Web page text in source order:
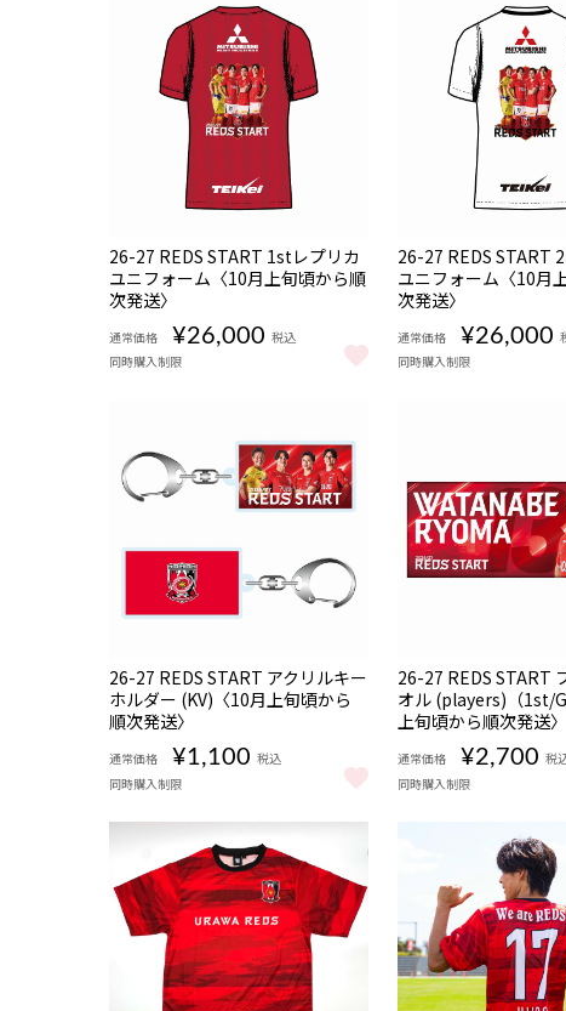
NEW
期間限定
受注
商品
08/06 18:00〜08/16
22:00
26-27 REDS START 1stレプリカ
ユニフォーム〈10月上旬頃から順
次発送〉
通常価格 ¥26,000 税込
同時購入制限
NEW
期間限定
受注
商品
08/06 18:00〜08/16
22:00
26-27 REDS START
ユニフォーム〈10月
次発送〉
通常価格 ¥26,000
同時購入制限
NEW
期間限定
受注
商品
販売期間
08/06 18:00〜08/16
22:00
26-27 REDS START アクリルキー
ホルダー (KV)〈10月上旬頃から
順次発送〉
通常価格 ¥1,100 税込
同時購入制限
NEW
期間限定
受注
商品
販売期間
08/06 18:00〜08/16
22:00
26-27 REDS START
オル (players)（1st/
上旬頃から順次発送〉
通常価格 ¥2,700 税
同時購入制限